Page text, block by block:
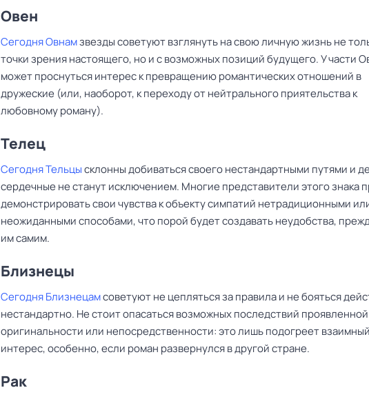
Овен ‌‌
Сегодня Овнамзвезды советуют взглянуть на свою личную жизнь не
точки зрения настоящего, но и с возможных позиций будущего. У части
может проснуться интерес к превращению романтических отношений в
дружеские (или, наоборот, к переходу от нейтрального приятельства к
любовному роману).
Телец
Сегодня Тельцысклонны добиваться своего нестандартными путями и
сердечные не станут исключением. Многие представители этого знака
демонстрировать свои чувства к объекту симпатий нетрадиционными
неожиданными способами, что порой будет создавать неудобства,
им самим.
Близнецы
Сегодня Близнецамсоветуют не цепляться за правила и не бояться
нестандартно. Не стоит опасаться возможных последствий проявленной
оригинальности или непосредственности: это лишь подогреет взаимный
интерес, особенно, если роман развернулся в другой стране.
Рак ‌‌